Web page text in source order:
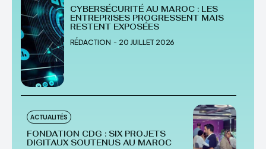
CYBERSÉCURITÉ AU MAROC : LES
ENTREPRISES PROGRESSENT MAIS
RESTENT EXPOSÉES
RÉDACTION - 20 JUILLET 2026
ACTUALITÉS
FONDATION CDG : SIX PROJETS
DIGITAUX SOUTENUS AU MAROC